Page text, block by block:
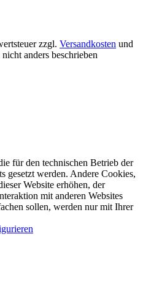
zzgl. Versandkosten und
anders beschrieben
für den technischen Betrieb der
gesetzt werden. Andere Cookies,
Website erhöhen, der
mit anderen Websites
sollen, werden nur mit Ihrer